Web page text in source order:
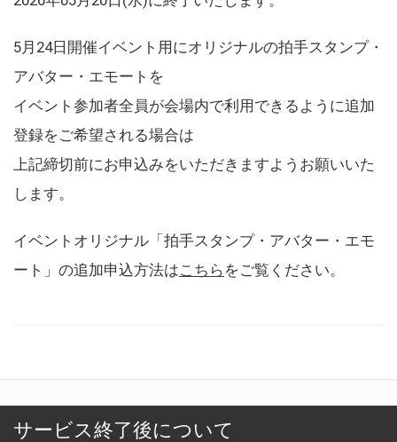
5月24日開催イベント用にオリジナルの拍手スタンプ・
アバター・エモートを
イベント参加者全員が会場内で利用できるように追加
登録をご希望される場合は
上記締切前にお申込みをいただきますようお願いいた
します。
イベントオリジナル「拍手スタンプ・アバター・エモ
ート」の追加申込方法はこちら をご覧ください。
サービス終了後について